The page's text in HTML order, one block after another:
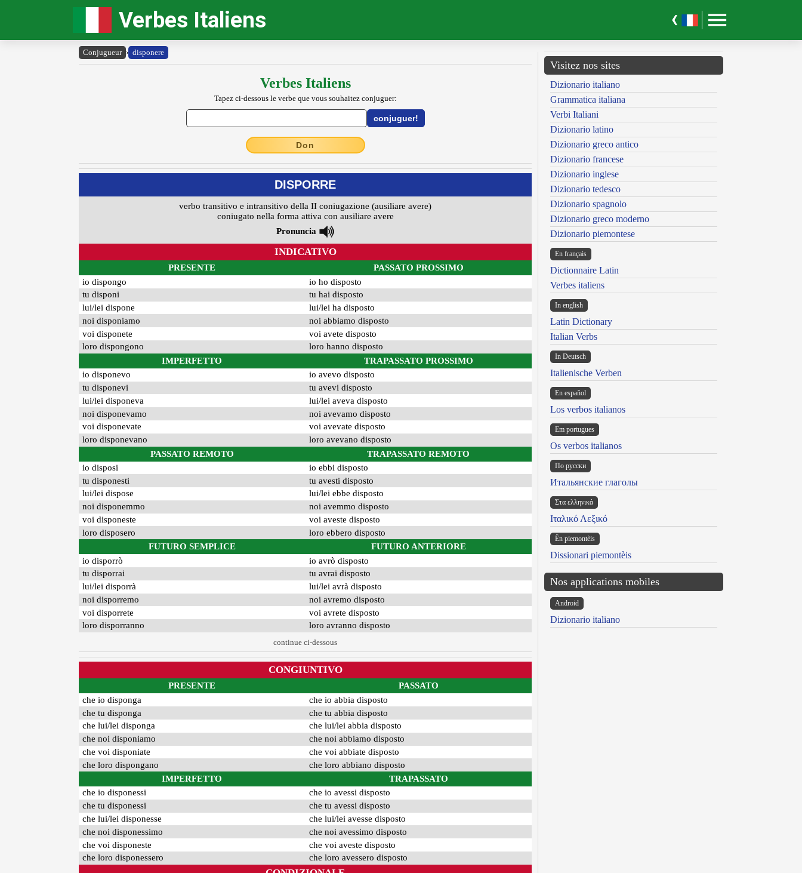
Verbes Italiens
Conjugueur › disponere
Verbes Italiens
Tapez ci-dessous le verbe que vous souhaitez conjuguer:
Don
DISPORRE
verbo transitivo e intransitivo della II coniugazione (ausiliare avere)
coniugato nella forma attiva con ausiliare avere
Pronuncia
INDICATIVO
PRESENTE
io dispongo
tu disponi
lui/lei dispone
noi disponiamo
voi disponete
loro dispongono
IMPERFETTO
io disponevo
tu disponevi
lui/lei disponeva
noi disponevamo
voi disponevate
loro disponevano
PASSATO REMOTO
io disposi
tu disponesti
lui/lei dispose
noi disponemmo
voi disponeste
loro disposero
FUTURO SEMPLICE
io disporrò
tu disporrai
lui/lei disporrà
noi disporremo
voi disporrete
loro disporranno
PASSATO PROSSIMO
io ho disposto
tu hai disposto
lui/lei ha disposto
noi abbiamo disposto
voi avete disposto
loro hanno disposto
TRAPASSATO PROSSIMO
io avevo disposto
tu avevi disposto
lui/lei aveva disposto
noi avevamo disposto
voi avevate disposto
loro avevano disposto
TRAPASSATO REMOTO
io ebbi disposto
tu avesti disposto
lui/lei ebbe disposto
noi avemmo disposto
voi aveste disposto
loro ebbero disposto
FUTURO ANTERIORE
io avrò disposto
tu avrai disposto
lui/lei avrà disposto
noi avremo disposto
voi avrete disposto
loro avranno disposto
continue ci-dessous
CONGIUNTIVO
PRESENTE
che io disponga
che tu disponga
che lui/lei disponga
che noi disponiamo
che voi disponiate
che loro dispongano
IMPERFETTO
che io disponessi
che tu disponessi
che lui/lei disponesse
che noi disponessimo
che voi disponeste
che loro disponessero
PASSATO
che io abbia disposto
che tu abbia disposto
che lui/lei abbia disposto
che noi abbiamo disposto
che voi abbiate disposto
che loro abbiano disposto
TRAPASSATO
che io avessi disposto
che tu avessi disposto
che lui/lei avesse disposto
che noi avessimo disposto
che voi aveste disposto
che loro avessero disposto
Visitez nos sites
Dizionario italiano
Grammatica italiana
Verbi Italiani
Dizionario latino
Dizionario greco antico
Dizionario francese
Dizionario inglese
Dizionario tedesco
Dizionario spagnolo
Dizionario greco moderno
Dizionario piemontese
En français
Dictionnaire Latin
Verbes italiens
In english
Latin Dictionary
Italian Verbs
In Deutsch
Italienische Verben
En español
Los verbos italianos
Em portugues
Os verbos italianos
По русски
Итальянские глаголы
Στα ελληνικά
Ιταλικό Λεξικό
Ën piemontèis
Dissionari piemontèis
Nos applications mobiles
Android
Dizionario italiano